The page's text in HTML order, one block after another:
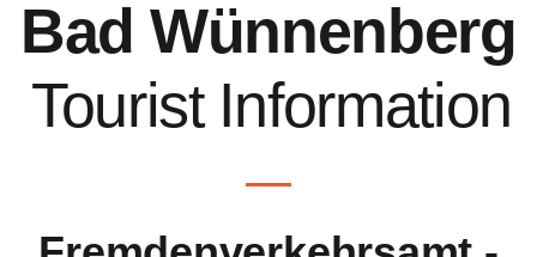
Bad Wünnenberg
Tourist Information